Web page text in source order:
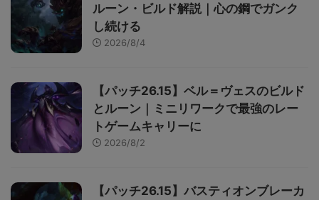
ルーン・ビルド解説｜心の鋼でガンク
し続ける
2026/8/4
【パッチ26.15】ベル＝ヴェスのビルド
とルーン｜ミニリワークで最強のレー
トゲームキャリーに
2026/8/2
【パッチ26.15】バスティオンブレーカ